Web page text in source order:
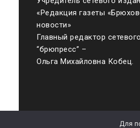
«Редакция газеты
новости»
Главный редактор
“брюпресс” –
Ольга Михайловна Кобец.
Для